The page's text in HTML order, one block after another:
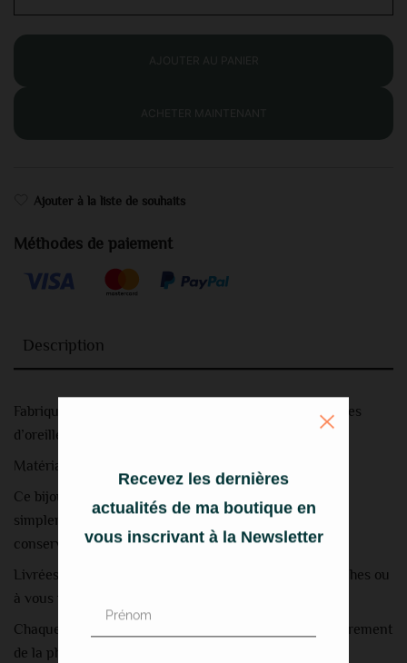
ACHETER MAINTENANT
Ajouter à la liste de souhaits
Méthodes de paiement
Description
Fabriquées à la main à partir d’argent recyclé, ces puces
d’oreilles sont durables et résistantes.
Matériau : Argent sterling 925.
Ce bijou est facile à entretenir et à nettoyer. Utilisez
simplement un chiffon doux pour essuyer l’anneau et
conserver son éclat.
Livrées dans une boîte cadeau prête à offrir à vos proches ou
à vous même.
Chaque paire de boucle est unique et peu différer légèrement
de la photo.
Recevez les dernières
actualités de ma boutique en
vous inscrivant à la Newsletter